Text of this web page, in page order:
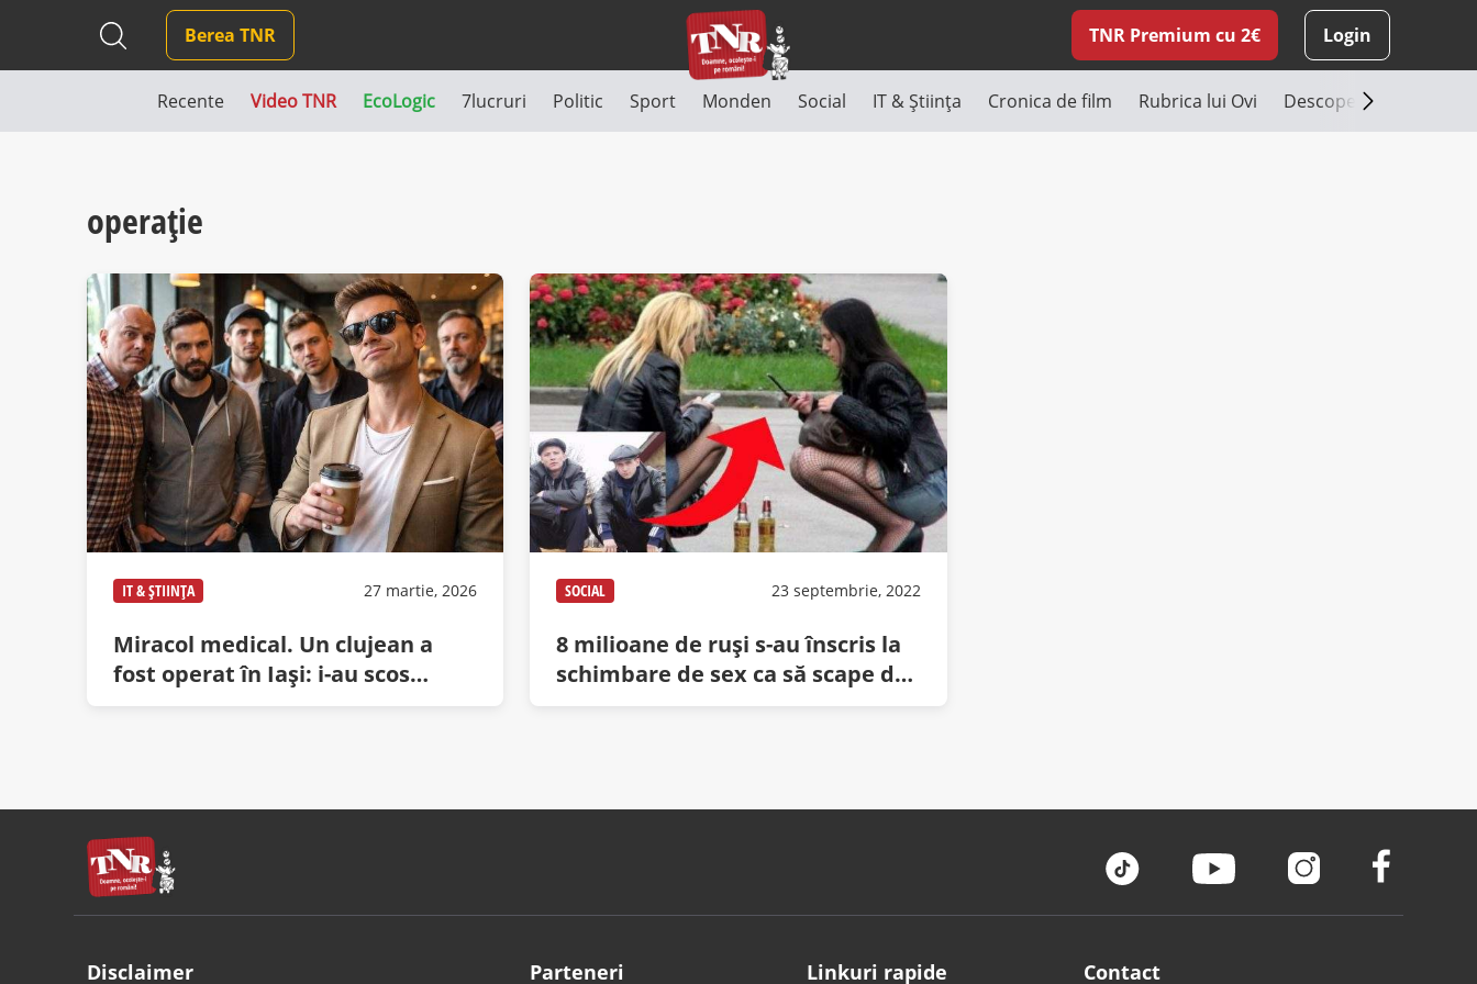
Berea TNR TNR Premium cu 2€ Login
Recente Video TNR EcoLogic 7lucruri Politic Sport Monden Social IT & Știința Cronica de film Rubrica lui Ovi Descoperă România
operație
IT & ȘTIINȚA 27 martie, 2026
Miracol medical. Un clujean a
fost operat în Iași: i-au scos
figurile din cap!
SOCIAL 23 septembrie, 2022
8 milioane de ruși s-au înscris la
schimbare de sex ca să scape de
înrolare
Disclaimer Parteneri Linkuri rapide Contact